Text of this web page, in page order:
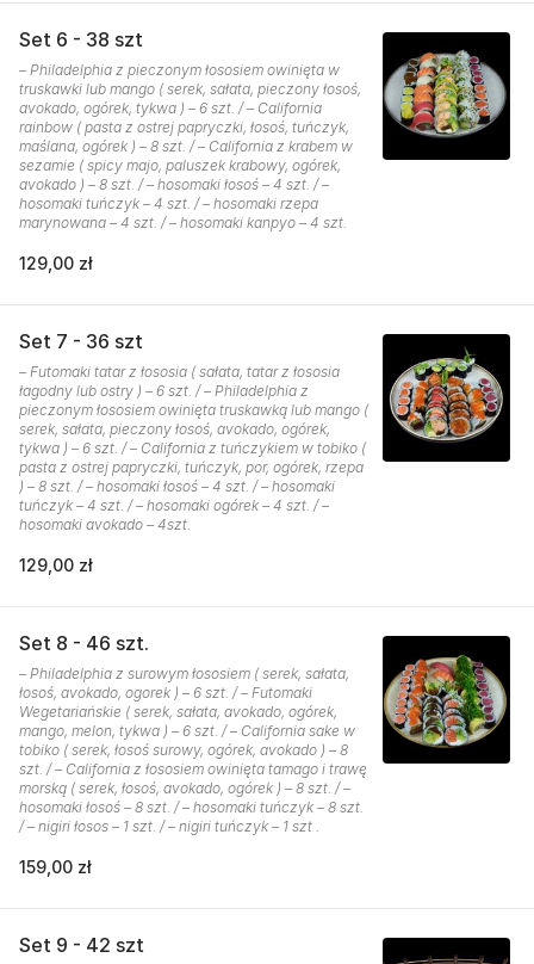
Set 6 - 38 szt
– Philadelphia z pieczonym łososiem owinięta w
truskawki lub mango ( serek, sałata, pieczony łosoś,
avokado, ogórek, tykwa ) – 6 szt. / – California
rainbow ( pasta z ostrej papryczki, łosoś, tuńczyk,
maślana, ogórek ) – 8 szt. / – California z krabem w
sezamie ( spicy majo, paluszek krabowy, ogórek,
avokado ) – 8 szt. / – hosomaki łosoś – 4 szt. / –
hosomaki tuńczyk – 4 szt. / – hosomaki rzepa
marynowana – 4 szt. / – hosomaki kanpyo – 4 szt.
129,00 zł
Set 7 - 36 szt
– Futomaki tatar z łososia ( sałata, tatar z łososia
łagodny lub ostry ) – 6 szt. / – Philadelphia z
pieczonym łososiem owinięta truskawką lub mango (
serek, sałata, pieczony łosoś, avokado, ogórek,
tykwa ) – 6 szt. / – California z tuńczykiem w tobiko (
pasta z ostrej papryczki, tuńczyk, por, ogórek, rzepa
) – 8 szt. / – hosomaki łosoś – 4 szt. / – hosomaki
tuńczyk – 4 szt. / – hosomaki ogórek – 4 szt. / –
hosomaki avokado – 4szt.
129,00 zł
Set 8 - 46 szt.
– Philadelphia z surowym łososiem ( serek, sałata,
łosoś, avokado, ogorek ) – 6 szt. / – Futomaki
Wegetariańskie ( serek, sałata, avokado, ogórek,
mango, melon, tykwa ) – 6 szt. / – California sake w
tobiko ( serek, łosoś surowy, ogórek, avokado ) – 8
szt. / – California z łososiem owinięta tamago i trawę
morską ( serek, łosoś, avokado, ogórek ) – 8 szt. / –
hosomaki łosoś – 8 szt. / – hosomaki tuńczyk – 8 szt.
/ – nigiri łosos – 1 szt. / – nigiri tuńczyk – 1 szt .
159,00 zł
Set 9 - 42 szt